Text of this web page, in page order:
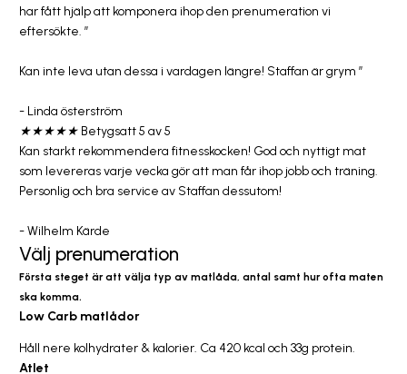
har fått hjälp att komponera ihop den prenumeration vi
eftersökte. ”
Kan inte leva utan dessa i vardagen längre! Staffan är grym ”
- Linda österström
★★★★★ Betygsatt 5 av 5
Kan starkt rekommendera fitnesskocken! God och nyttigt mat
som levereras varje vecka gör att man får ihop jobb och träning.
Personlig och bra service av Staffan dessutom!
- Wilhelm Kärde
Välj prenumeration
Första steget är att välja typ av matlåda, antal samt hur ofta maten
ska komma.
Low Carb matlådor
Håll nere kolhydrater & kalorier. Ca 420 kcal och 33g protein.
Atlet